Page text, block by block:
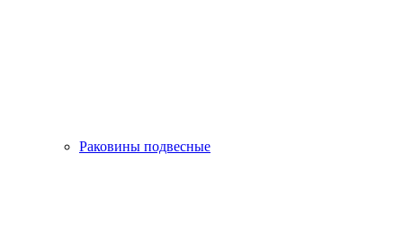
Раковины подвесные